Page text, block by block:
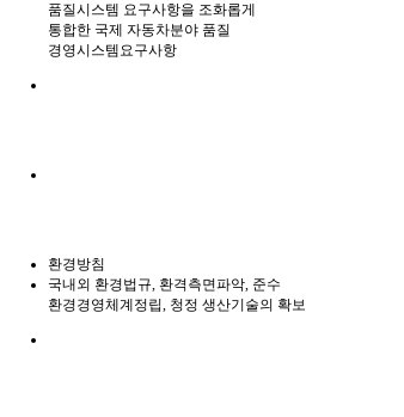
품질시스템 요구사항을 조화롭게
통합한 국제 자동차분야 품질
경영시스템요구사항
환경방침
국내외 환경법규, 환격측면파악, 준수
환경경영체계정립, 청정 생산기술의 확보